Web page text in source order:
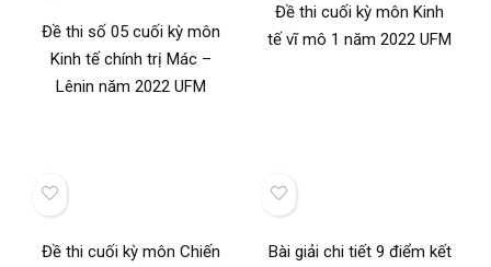
Đề thi số 05 cuối kỳ môn
Kinh tế chính trị Mác –
Lênin năm 2022 UFM
Đề thi cuối kỳ môn Kinh
tế vĩ mô 1 năm 2022 UFM
Đề thi cuối kỳ môn Chiến
Bài giải chi tiết 9 điểm kết